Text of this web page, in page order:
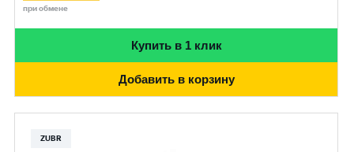
при обмене
Купить в 1 клик
Добавить в корзину
ZUBR